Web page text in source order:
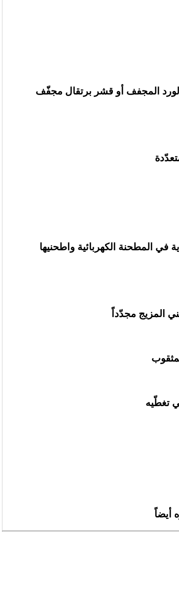
الورد المجفف أو قشر برتقال مجفّف
المطحنة الكهربائية واطحنيها
المزيج مجدّداً
تغطّيه
أيضاً